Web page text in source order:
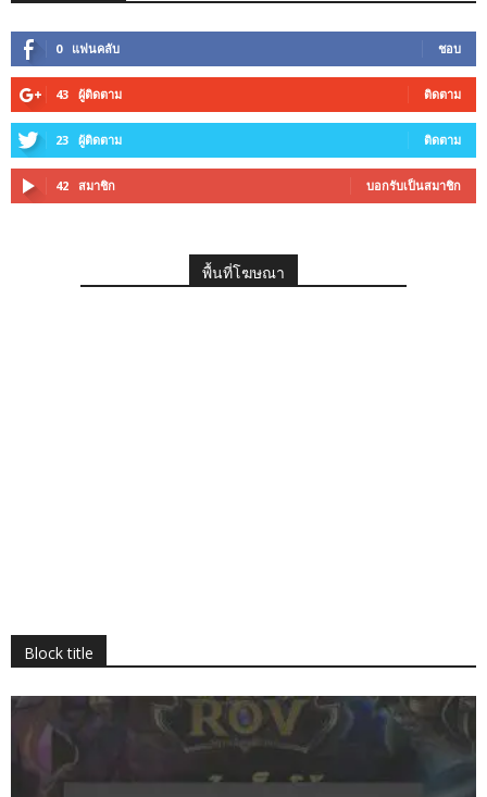
0 แฟนคลับ ชอบ
43 ผู้ติดตาม ติดตาม
23 ผู้ติดตาม ติดตาม
42 สมาชิก บอกรับเป็นสมาชิก
พื้นที่โฆษณา
Block title